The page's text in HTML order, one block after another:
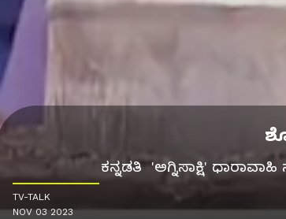
ಕನ್ನಡತಿ 'ಅಗ್ನಿಸಾಕ್ಷಿ'
TV-TALK
NOV 03 2023